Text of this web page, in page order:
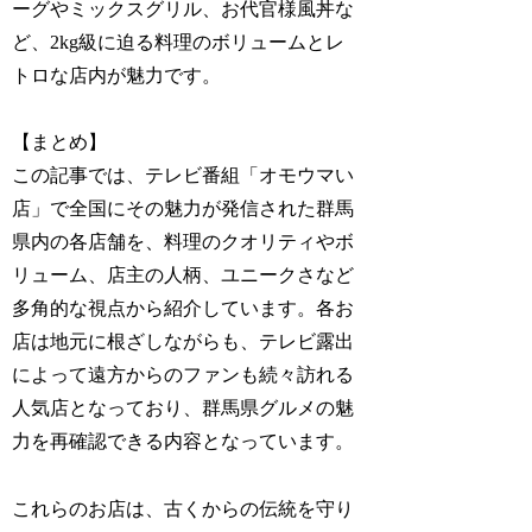
ーグやミックスグリル、お代官様風丼な
ど、2kg級に迫る料理のボリュームとレ
トロな店内が魅力です。
【まとめ】
この記事では、テレビ番組「オモウマい
店」で全国にその魅力が発信された群馬
県内の各店舗を、料理のクオリティやボ
リューム、店主の人柄、ユニークさなど
多角的な視点から紹介しています。各お
店は地元に根ざしながらも、テレビ露出
によって遠方からのファンも続々訪れる
人気店となっており、群馬県グルメの魅
力を再確認できる内容となっています。
これらのお店は、古くからの伝統を守り